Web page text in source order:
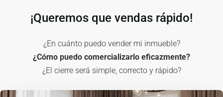
¡Queremos que vendas rápido!
¿En cuánto puedo vender mi inmueble?
¿Cómo puedo comercializarlo eficazmente?
¿El cierre será simple, correcto y rápido?